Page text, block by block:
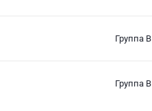
Группа B
Группа B